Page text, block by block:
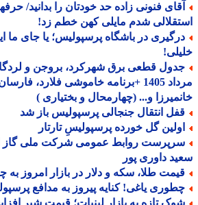
فنونی زاده حد خودتان را بدانید/
شدم مایلی کهن خطم زد!
در باشگاه پرسپولیس؛ یا جای ما
مرداد 1405 +برنامه خاموشی فلارد،
و... (چهارمحال و بختیاری )
انتقال جنجالی پرسپولیس باز شد
گل خورده پرسپولیسِ تارتار
روابط عمومی شرکت ملی گاز
داوری پور
طلا، سکه و دلار در بازار امروز به چه
یاغی! کنایه پیروز به مدافع